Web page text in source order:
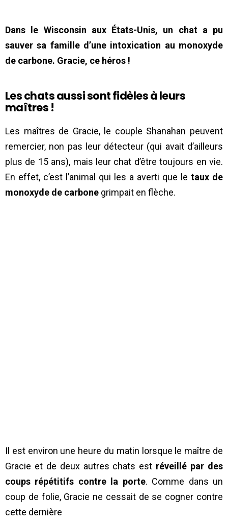
Dans le Wisconsin aux États-Unis, un chat a pu
sauver sa famille d’une intoxication au monoxyde
de carbone. Gracie, ce héros !
Les chats aussi sont fidèles à leurs
maîtres !
Les maîtres de Gracie, le couple Shanahan peuvent
remercier, non pas leur détecteur (qui avait d’ailleurs
plus de 15 ans), mais leur chat d’être toujours en vie.
En effet, c’est l’animal qui les a averti que le taux de
monoxyde de carbone grimpait en flèche.
Il est environ une heure du matin lorsque le maître de
Gracie et de deux autres chats est réveillé par des
coups répétitifs contre la porte. Comme dans un
coup de folie, Gracie ne cessait de se cogner contre
cette dernière